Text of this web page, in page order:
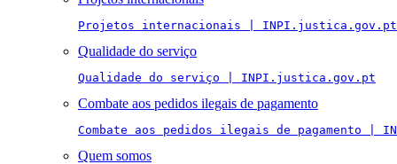
Projetos internacionais | INPI.justica.gov.pt
Qualidade do serviço
Qualidade do serviço | INPI.justica.gov.pt
Combate aos pedidos ilegais de pagamento
Combate aos pedidos ilegais de pagamento |
Quem somos